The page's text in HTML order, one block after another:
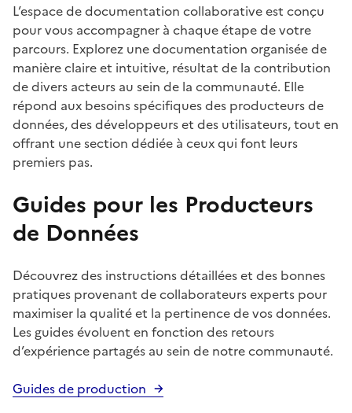
L’espace de documentation collaborative est conçu
pour vous accompagner à chaque étape de votre
parcours. Explorez une documentation organisée de
manière claire et intuitive, résultat de la contribution
de divers acteurs au sein de la communauté. Elle
répond aux besoins spécifiques des producteurs de
données, des développeurs et des utilisateurs, tout en
offrant une section dédiée à ceux qui font leurs
premiers pas.
Guides pour les Producteurs
de Données
Découvrez des instructions détaillées et des bonnes
pratiques provenant de collaborateurs experts pour
maximiser la qualité et la pertinence de vos données.
Les guides évoluent en fonction des retours
d’expérience partagés au sein de notre communauté.
Guides de production